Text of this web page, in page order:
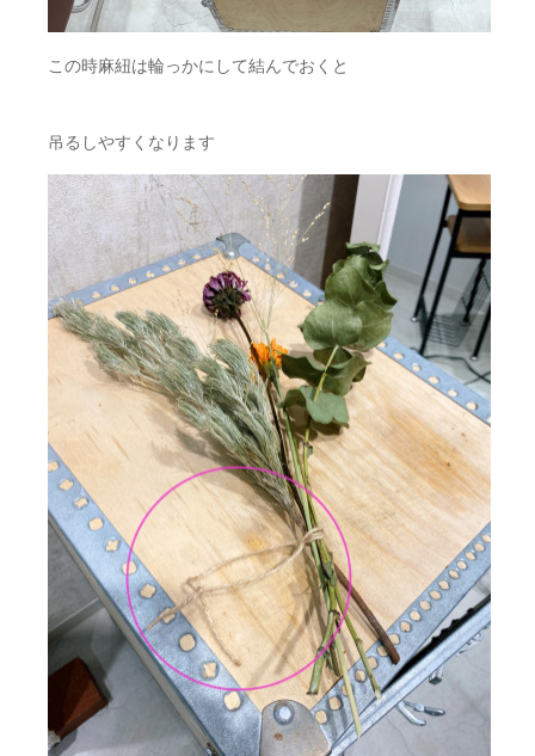
この時麻紐は輪っかにして結んでおくと
吊るしやすくなります